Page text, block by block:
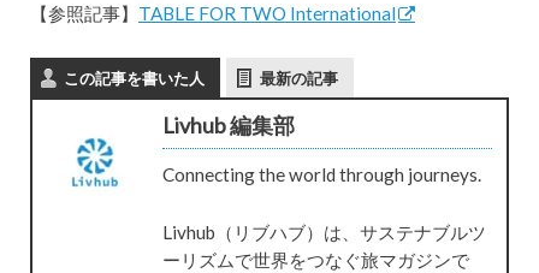
【参照記事】 TABLE FOR TWO International
この記事を書いた人 最新の記事
Livhub 編集部
Connecting the world through journeys.
Livhub（リブハブ）は、サステナブルツ
ーリズムで世界をつなぐ旅マガジンで